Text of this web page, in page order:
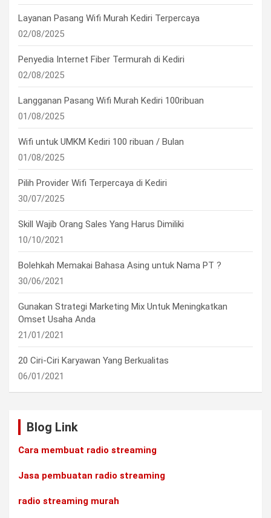
Layanan Pasang Wifi Murah Kediri Terpercaya
02/08/2025
Penyedia Internet Fiber Termurah di Kediri
02/08/2025
Langganan Pasang Wifi Murah Kediri 100ribuan
01/08/2025
Wifi untuk UMKM Kediri 100 ribuan / Bulan
01/08/2025
Pilih Provider Wifi Terpercaya di Kediri
30/07/2025
Skill Wajib Orang Sales Yang Harus Dimiliki
10/10/2021
Bolehkah Memakai Bahasa Asing untuk Nama PT ?
30/06/2021
Gunakan Strategi Marketing Mix Untuk Meningkatkan
Omset Usaha Anda
21/01/2021
20 Ciri-Ciri Karyawan Yang Berkualitas
06/01/2021
Blog Link
Cara membuat radio streaming
Jasa pembuatan radio streaming
radio streaming murah